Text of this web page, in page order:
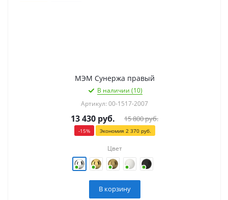
МЭМ Сунержа правый
В наличии (10)
Артикул: 00-1517-2007
13 430 руб. 15 800руб.
-15% Экономия 2 370руб.
Цвет
В корзину